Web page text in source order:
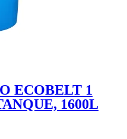
ECOBELT 1
1600L